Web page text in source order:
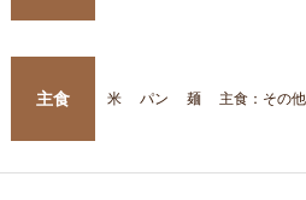
主食 米 パン 麺 主食：その他